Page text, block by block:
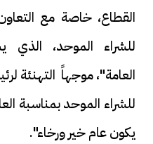
القطاع، خاصة مع
للشراء الموحد،
العامة"، موجهاً التهنئة
يكون عام خير ورخاء".